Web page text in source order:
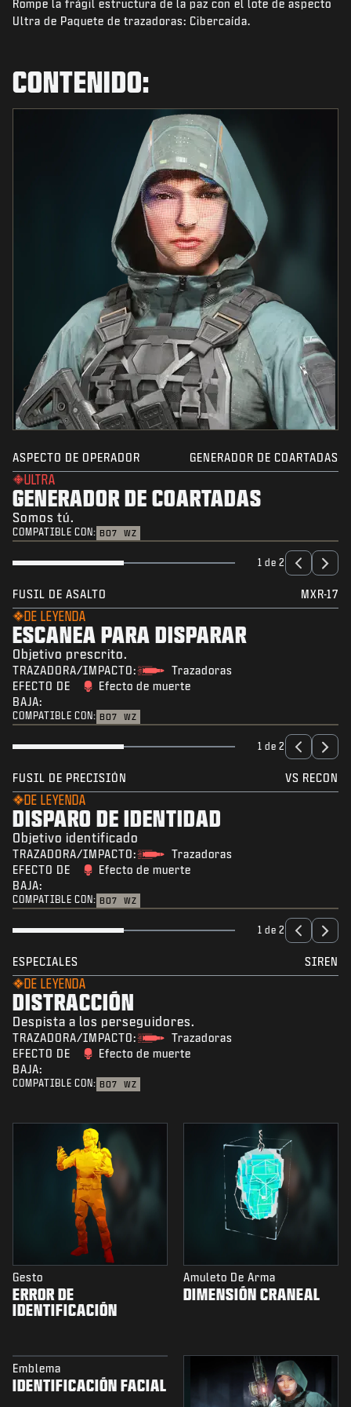
NOTICIAS
REGISTRARSE
Rompe la frágil estructura de la paz con el lote de aspecto
Ultra de Paquete de trazadoras: Cibercaída.
CONTENIDO:
ASPECTO DE OPERADOR GENERADOR DE COARTADAS
ULTRA
GENERADOR DE COARTADAS
Somos tú.
COMPATIBLE CON: BO7 WZ
1 de 2
FUSIL DE ASALTO MXR-17
DE LEYENDA
ESCANEA PARA DISPARAR
Objetivo prescrito.
TRAZADORA/IMPACTO:
Trazadoras
EFECTO DE
BAJA:
Efecto de muerte
COMPATIBLE CON: BO7 WZ
1 de 2
FUSIL DE PRECISIÓN VS RECON
DE LEYENDA
DISPARO DE IDENTIDAD
Objetivo identificado
TRAZADORA/IMPACTO:
Trazadoras
EFECTO DE
BAJA:
Efecto de muerte
COMPATIBLE CON: BO7 WZ
1 de 2
ESPECIALES SIREN
DE LEYENDA
DISTRACCIÓN
Despista a los perseguidores.
TRAZADORA/IMPACTO:
Trazadoras
EFECTO DE
BAJA:
Efecto de muerte
COMPATIBLE CON: BO7 WZ
Gesto
ERROR DE
IDENTIFICACIÓN
Amuleto De Arma
DIMENSIÓN CRANEAL
Emblema
IDENTIFICACIÓN FACIAL